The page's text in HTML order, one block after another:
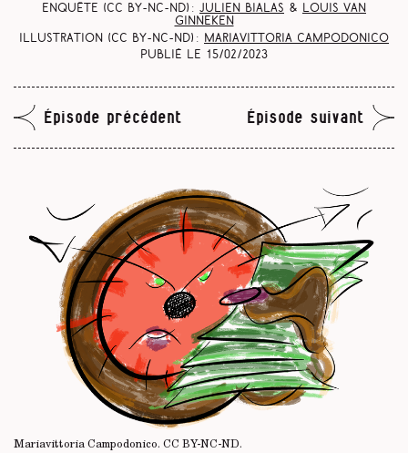
Enquête (CC BY-NC-ND) : Julien Bialas &
Louis Van
Ginneken
Illustration (CC BY-NC-ND) :
Mariavittoria Campodonico
Publié le 15/02/2023
Épisode précédent Épisode suivant
Mariavittoria Campodonico. CC BY-NC-ND.